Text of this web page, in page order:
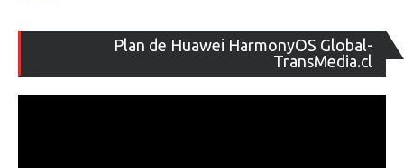
Plan de Huawei HarmonyOS Global-
TransMedia.cl
de